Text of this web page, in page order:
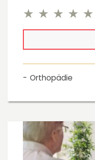
Orthopädie